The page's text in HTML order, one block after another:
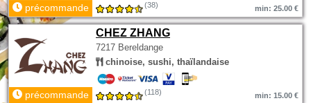
précommande (38) min: 25.00 €
CHEZ ZHANG
7217 Bereldange
chinoise, sushi, thaïlandaise
précommande (118) min: 15.00 €